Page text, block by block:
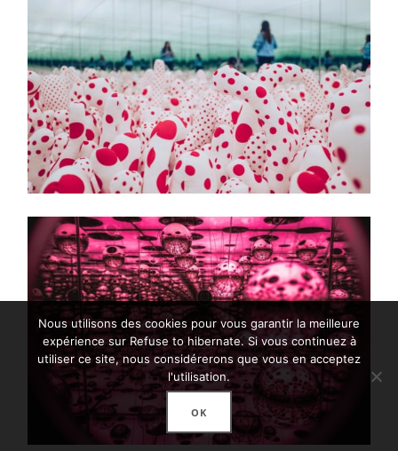
Nous utilisons des cookies pour vous garantir la meilleure
expérience sur Refuse to hibernate. Si vous continuez à
utiliser ce site, nous considérerons que vous en acceptez
l'utilisation.
OK